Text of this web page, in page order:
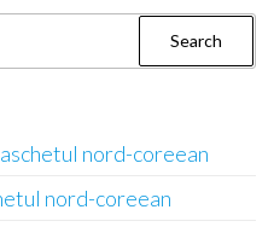
nord-coreean
nord-coreean